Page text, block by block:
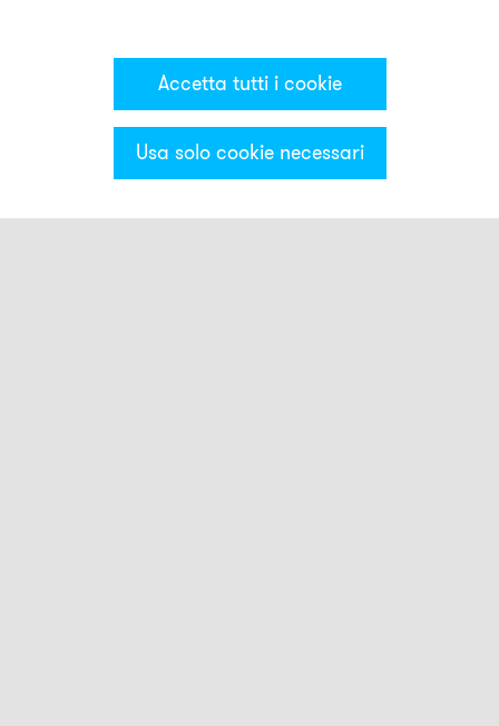
Categorie & Filter
Accetta tutti i cookie
Usa solo cookie necessari